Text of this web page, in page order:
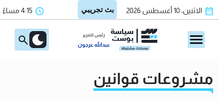
الاثنين، 10 أغسطس 2026 4:15 مساءً
رئيس التحرير
عبدالله عرجون
مشروعات قوانين